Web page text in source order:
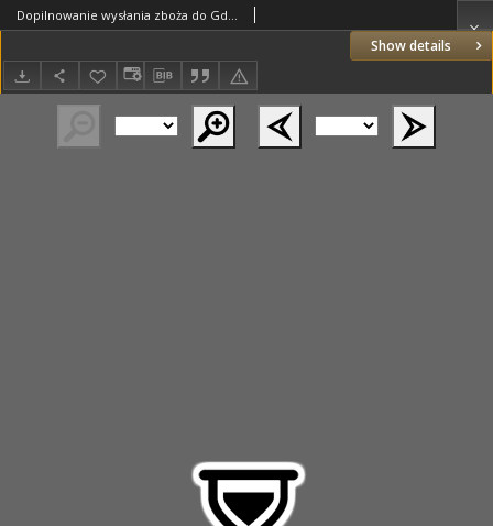
Show details
Dopilnowanie wysłania zboża do Gdańska z okręgu przemyskiego